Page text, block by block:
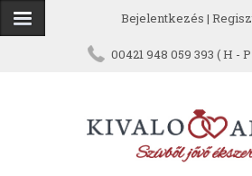
Bejelentkezés |
00421 948 059 393 ( H -